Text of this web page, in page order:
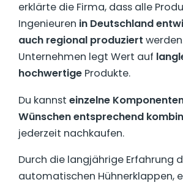
erklärte die Firma, dass alle
Ingenieuren in Deutschland
auch regional produziert
Unternehmen legt Wert auf
hochwertige Produkte.
Du kannst einzelne
Wünschen entsprechend
jederzeit nachkaufen.
Durch die langjährige Erfahrung
automatischen Hühnerklappen,